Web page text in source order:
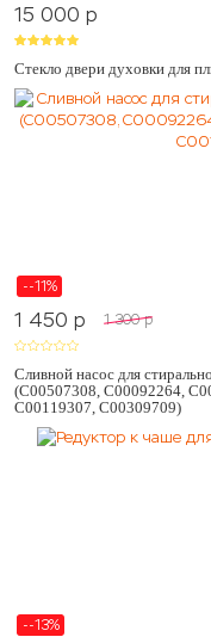
15 000 p
Стекло двери духовки для
--11%
1 450 p 1 300 p
Сливной насос для
(C00507308, C00092264,
C00119307, C00309709)
--13%